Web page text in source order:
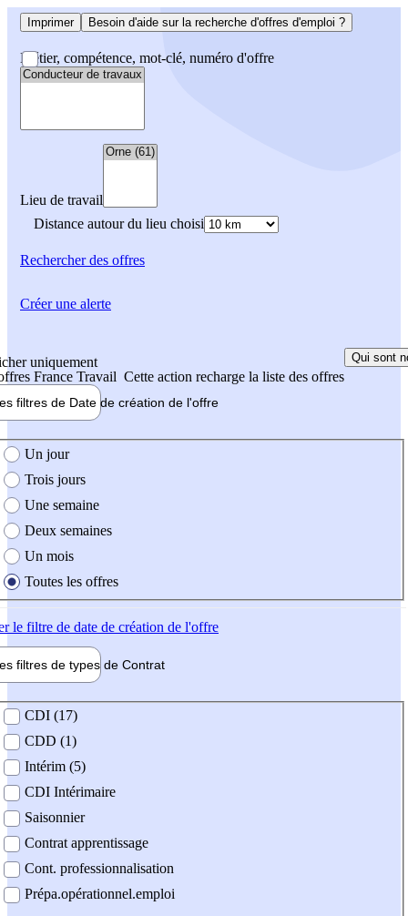
Imprimer Besoin d'aide sur la recherche d'offres d'emploi ?
Métier, compétence, mot-clé, numéro d'offre
Lieu de travail
Distance autour du lieu choisi
Rechercherdes offres
uniquement
France Travail Cette action recharge la liste des offres
Qui sont
filtres de Date de création de l'offre
création de l'offre
Un jour
Trois jours
Une semaine
Deux semaines
Un mois
Toutes les offres
le filtre de date de création de l'offre
filtres de types de Contrat
contrat
CDI (17)
CDD (1)
Intérim (5)
CDI Intérimaire
Saisonnier
Contrat apprentissage
Cont. professionnalisation
Prépa.opérationnel.emploi
Créer une alerte